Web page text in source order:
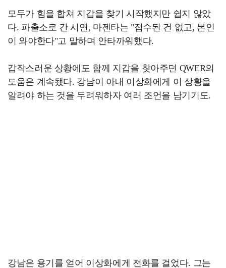
모두가 힘을 합쳐 지갑을 찾기 시작했지만 쉽지 않았
다. 파출소로 간 시연, 마젠타는 "접수된 건 없고, 본인
이 와야한다"고 말하며 안타까워했다.
갑작스러운 상황에도 함께 지갑을 찾아주던 QWER의
도움은 계속됐다. 강남이 아내 이상화에게 이 상황을
알려야 하는 것을 두려워하자 여러 조언을 남기기도.
강남은 용기를 얻어 이상화에게 전화를 걸었다. 그는